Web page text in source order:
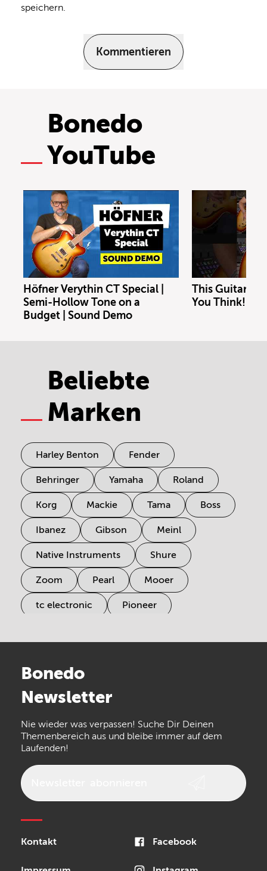
speichern.
Kommentieren
Bonedo
YouTube
Höfner Verythin CT Special |
Semi-Hollow Tone on a
Budget | Sound Demo
This Guitar
You Think!
Beliebte
Marken
Harley Benton Fender
Behringer Yamaha Roland
Korg Mackie Tama Boss
Ibanez Gibson Meinl
Native Instruments Shure
Zoom Pearl Mooer
tc electronic Pioneer
Arturia
the t.bone
Walrus Audio Epiphone
Bonedo
Newsletter
Nie wieder was verpassen! Suche Dir Deinen
Themenbereich aus und bleibe immer auf dem
Laufenden!
Kontakt Facebook